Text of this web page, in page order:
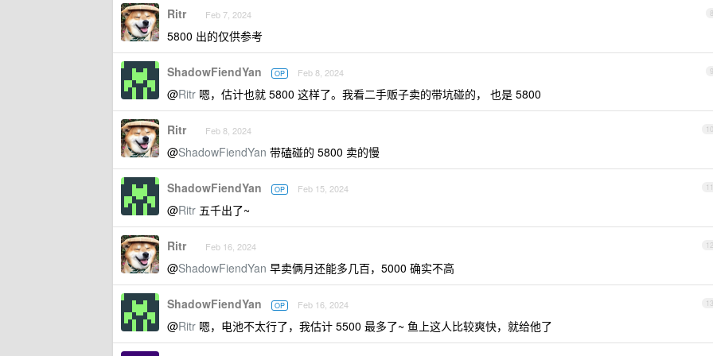
8
Ritr Feb 7, 2024
5800 出的仅供参考
9
ShadowFiendYan OP Feb 8, 2024
@Ritr 嗯，估计也就 5800 这样了。我看二手贩子卖的带坑碰的， 也是 5800
10
Ritr Feb 8, 2024
@ShadowFiendYan 带磕碰的 5800 卖的慢
11
ShadowFiendYan OP Feb 15, 2024
@Ritr 五千出了~
12
Ritr Feb 16, 2024
@ShadowFiendYan 早卖俩月还能多几百，5000 确实不高
13
ShadowFiendYan OP Feb 16, 2024
@Ritr 嗯，电池不太行了，我估计 5500 最多了~ 鱼上这人比较爽快，就给他了